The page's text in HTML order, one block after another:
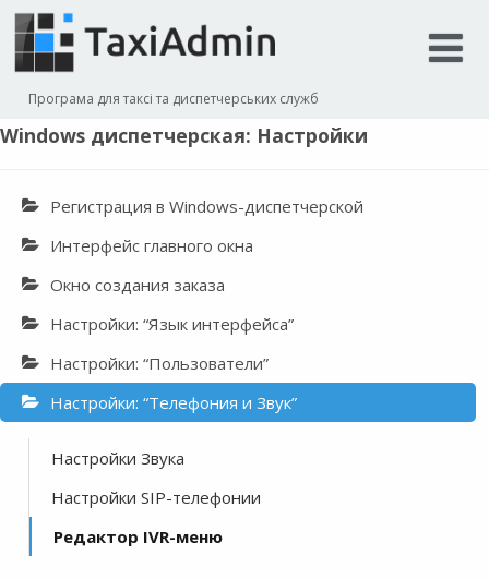
Програма для таксі та диспетчерських служб
Windows диспетчерская: Настройки
Регистрация в Windows-диспетчерской
Интерфейс главного окна
Окно создания заказа
Настройки: “Язык интерфейса”
Настройки: “Пользователи”
Настройки: “Телефония и Звук”
Настройки Звука
Настройки SIP-телефонии
Редактор IVR-меню